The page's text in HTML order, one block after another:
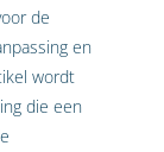
de
en
wordt
die een